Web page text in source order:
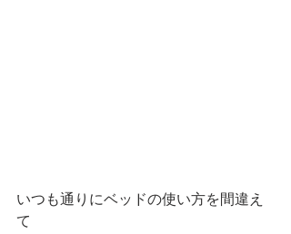
いつも通りにベッドの使い方を間違え
て